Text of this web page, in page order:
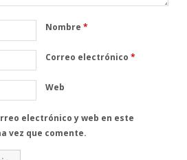
Nombre*
Correo electrónico*
Web
electrónico y web en este
vez que comente.